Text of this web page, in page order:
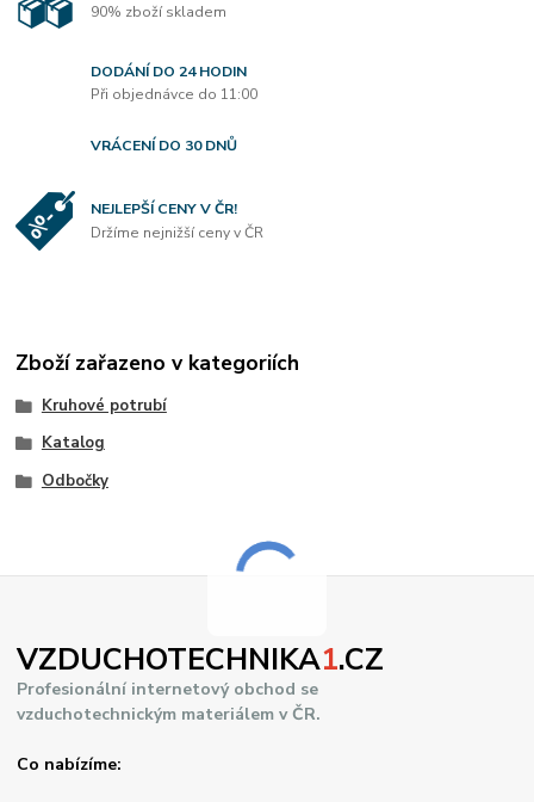
90% zboží skladem
DODÁNÍ DO 24 HODIN
Při objednávce do 11:00
VRÁCENÍ DO 30 DNŮ
NEJLEPŠÍ CENY V ČR!
Držíme nejnižší ceny v ČR
Zboží zařazeno v kategoriích
Kruhové potrubí
Katalog
Odbočky
VZDUCHOTECHNIKA1.CZ
Profesionální internetový obchod se
vzduchotechnickým materiálem v ČR.
Co nabízíme: